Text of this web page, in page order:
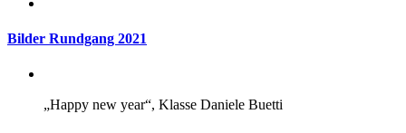
Bilder Rundgang 2021
„Happy new year“, Klasse Daniele Buetti